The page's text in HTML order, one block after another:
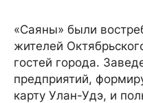
«Саяны» были
жителей
гостей города.
предприятий,
карту Улан-Удэ, и